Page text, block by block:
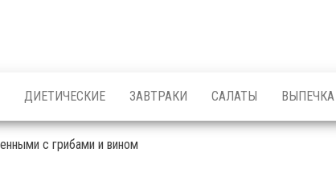
ДИЕТИЧЕСКИЕ ЗАВТРАКИ САЛАТЫ ВЫПЕЧКА